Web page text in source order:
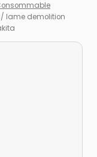
/ lame demolition